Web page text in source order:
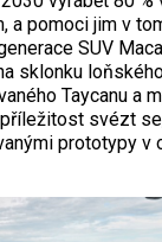
a pomoci jim v
SUV
sklonku
Taycanu a
svézt
prototypy v